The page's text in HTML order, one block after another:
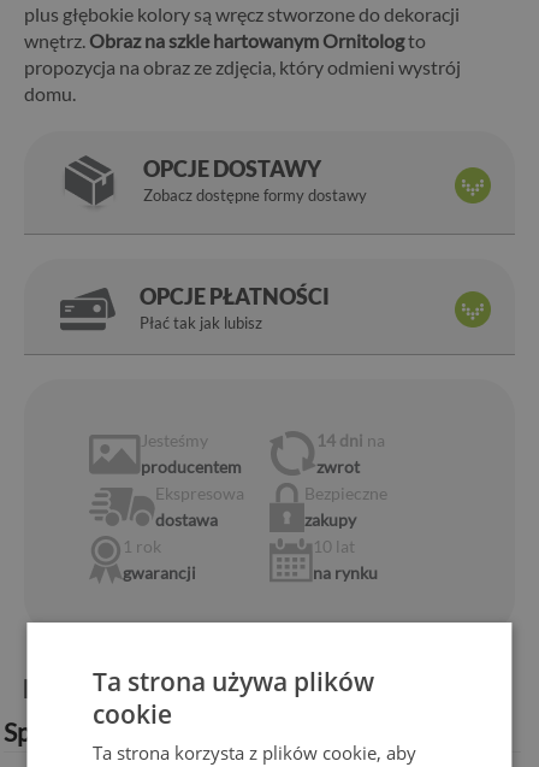
plus głębokie kolory są wręcz stworzone do dekoracji
wnętrz. Obraz na szkle hartowanym Ornitologto
propozycja na obraz ze zdjęcia, który odmieni wystrój
domu.
OPCJE DOSTAWY
Zobacz dostępne formy dostawy
OPCJE PŁATNOŚCI
Płać tak jak lubisz
Jesteśmy
producentem
14 dni na
zwrot
Ekspresowa
dostawa
Bezpieczne
zakupy
1 rok
gwarancji
10 lat
na rynku
Informacje o produkcie:
Specyfikacja techniczna:
Ta strona używa plików
cookie
Ta strona korzysta z plików cookie, aby